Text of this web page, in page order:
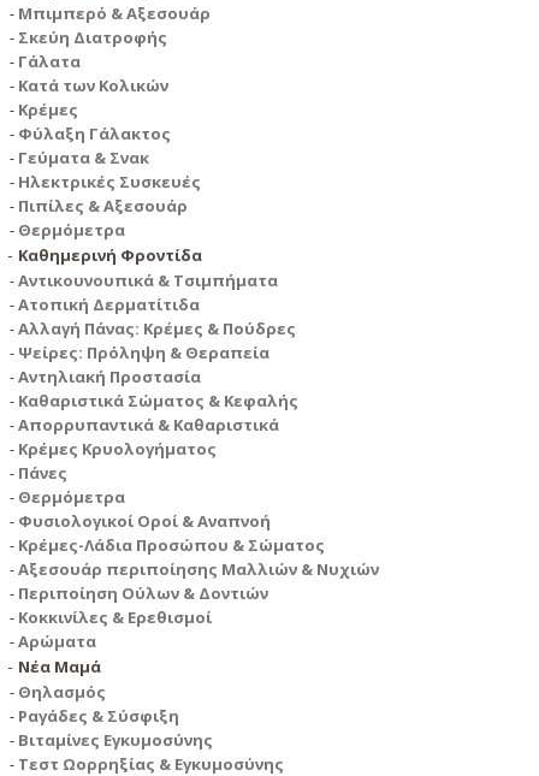
Μπιμπερό & Αξεσουάρ
Σκεύη Διατροφής
Γάλατα
Κατά των Κολικών
Κρέμες
Φύλαξη Γάλακτος
Γεύματα & Σνακ
Ηλεκτρικές Συσκευές
Πιπίλες & Αξεσουάρ
Θερμόμετρα
Καθημερινή Φροντίδα
Αντικουνουπικά & Τσιμπήματα
Ατοπική Δερματίτιδα
Αλλαγή Πάνας: Κρέμες & Πούδρες
Ψείρες: Πρόληψη & Θεραπεία
Αντηλιακή Προστασία
Καθαριστικά Σώματος & Κεφαλής
Απορρυπαντικά & Καθαριστικά
Κρέμες Κρυολογήματος
Πάνες
Θερμόμετρα
Φυσιολογικοί Οροί & Αναπνοή
Κρέμες-Λάδια Προσώπου & Σώματος
Αξεσουάρ περιποίησης Μαλλιών & Νυχιών
Περιποίηση Ούλων & Δοντιών
Κοκκινίλες & Ερεθισμοί
Αρώματα
Νέα Μαμά
Θηλασμός
Ραγάδες & Σύσφιξη
Βιταμίνες Εγκυμοσύνης
Τεστ Ωορρηξίας & Εγκυμοσύνης